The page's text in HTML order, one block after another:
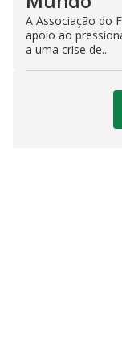
A Associação do
apoio ao
a uma crise de...